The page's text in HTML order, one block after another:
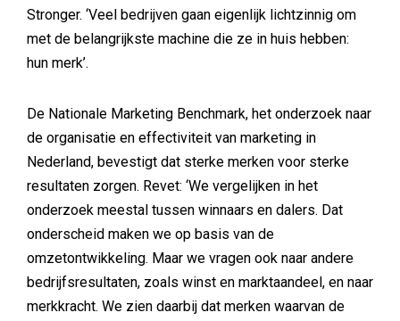
Stronger. ‘Veel bedrijven gaan eigenlijk lichtzinnig om
met de belangrijkste machine die ze in huis hebben:
hun merk’.
De Nationale Marketing Benchmark, het onderzoek naar
de organisatie en effectiviteit van marketing in
Nederland, bevestigt dat sterke merken voor sterke
resultaten zorgen. Revet: ‘We vergelijken in het
onderzoek meestal tussen winnaars en dalers. Dat
onderscheid maken we op basis van de
omzetontwikkeling. Maar we vragen ook naar andere
bedrijfsresultaten, zoals winst en marktaandeel, en naar
merkkracht. We zien daarbij dat merken waarvan de